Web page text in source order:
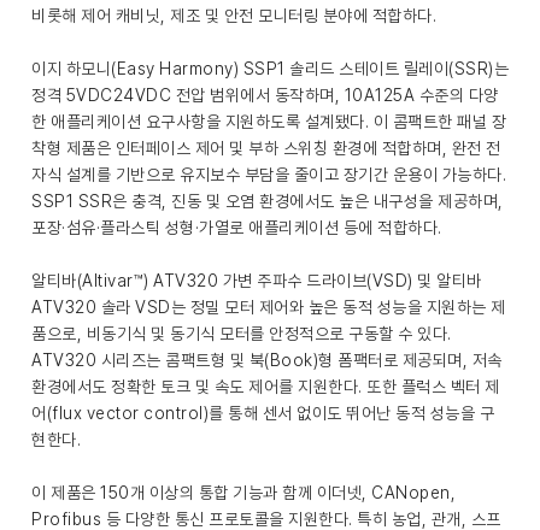
비롯해 제어 캐비닛, 제조 및 안전 모니터링 분야에 적합하다.
이지 하모니(Easy Harmony) SSP1 솔리드 스테이트 릴레이(SSR)는
정격 5VDC24VDC 전압 범위에서 동작하며, 10A125A 수준의 다양
한 애플리케이션 요구사항을 지원하도록 설계됐다. 이 콤팩트한 패널 장
착형 제품은 인터페이스 제어 및 부하 스위칭 환경에 적합하며, 완전 전
자식 설계를 기반으로 유지보수 부담을 줄이고 장기간 운용이 가능하다.
SSP1 SSR은 충격, 진동 및 오염 환경에서도 높은 내구성을 제공하며,
포장·섬유·플라스틱 성형·가열로 애플리케이션 등에 적합하다.
알티바(Altivar™) ATV320 가변 주파수 드라이브(VSD) 및 알티바
ATV320 솔라 VSD는 정밀 모터 제어와 높은 동적 성능을 지원하는 제
품으로, 비동기식 및 동기식 모터를 안정적으로 구동할 수 있다.
ATV320 시리즈는 콤팩트형 및 북(Book)형 폼팩터로 제공되며, 저속
환경에서도 정확한 토크 및 속도 제어를 지원한다. 또한 플럭스 벡터 제
어(flux vector control)를 통해 센서 없이도 뛰어난 동적 성능을 구
현한다.
이 제품은 150개 이상의 통합 기능과 함께 이더넷, CANopen,
Profibus 등 다양한 통신 프로토콜을 지원한다. 특히 농업, 관개, 스프